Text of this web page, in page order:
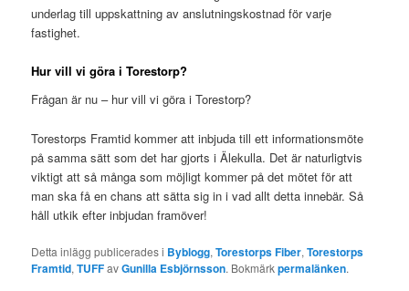
underlag till uppskattning av anslutningskostnad för varje
fastighet.
Hur vill vi göra i Torestorp?
Frågan är nu – hur vill vi göra i Torestorp?
Torestorps Framtid kommer att inbjuda till ett informationsmöte
på samma sätt som det har gjorts i Älekulla. Det är naturligtvis
viktigt att så många som möjligt kommer på det mötet för att
man ska få en chans att sätta sig in i vad allt detta innebär. Så
håll utkik efter inbjudan framöver!
Detta inlägg publicerades i Byblogg,Torestorps Fiber,Torestorps
Framtid,TUFFavGunilla Esbjörnsson. Bokmärkpermalänken.